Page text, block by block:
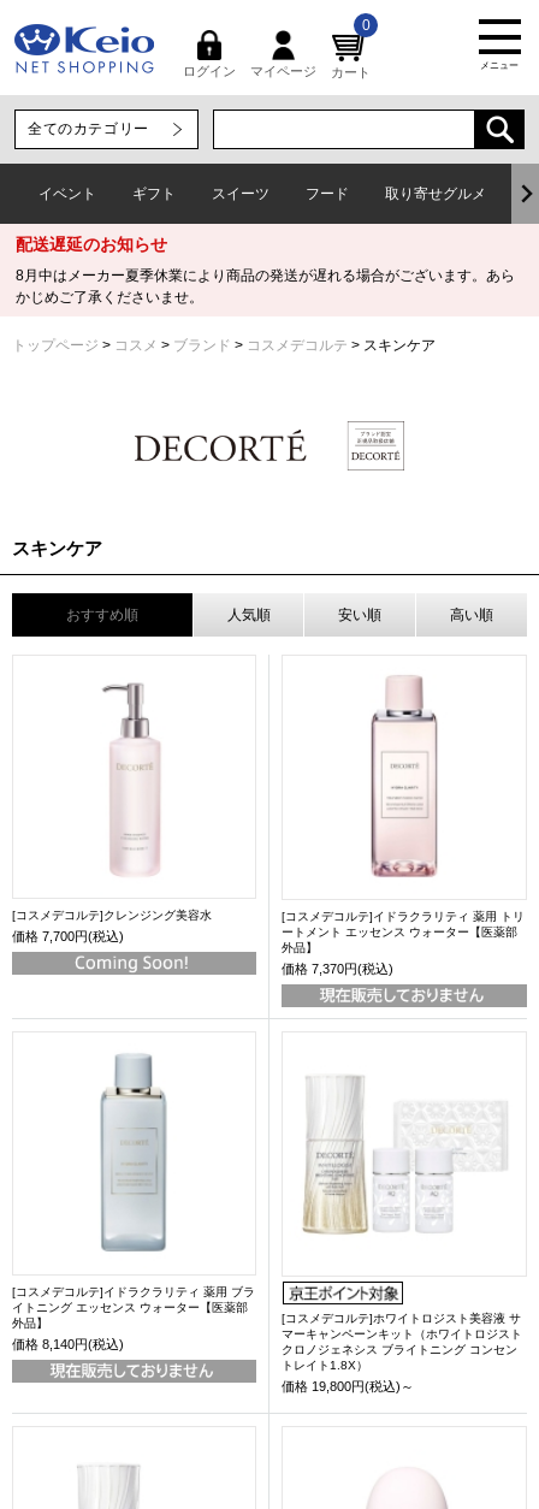
ログイン マイページ カート
0
メニュー
イベント ギフト スイーツ フード 取り寄せグルメ
配送遅延のお知らせ
8月中はメーカー夏季休業により商品の発送が遅れる場合がございます。あら
かじめご了承くださいませ。
トップページ コスメ ブランド コスメデコルテ スキンケア
スキンケア
おすすめ順 人気順 安い順 高い順
[コスメデコルテ]クレンジング美容水
価格 7,700円(税込)
[コスメデコルテ]イドラクラリティ 薬用 トリ
ートメント エッセンス ウォーター【医薬部
外品】
価格 7,370円(税込)
[コスメデコルテ]イドラクラリティ 薬用 ブラ
イトニング エッセンス ウォーター【医薬部
外品】
価格 8,140円(税込)
[コスメデコルテ]ホワイトロジスト美容液 サ
マーキャンペーンキット（ホワイトロジスト
クロノジェネシス ブライトニング コンセン
トレイト1.8X）
価格 19,800円(税込)～